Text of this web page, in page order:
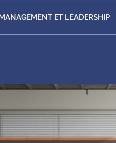
MANAGEMENT ET LEADERSHIP